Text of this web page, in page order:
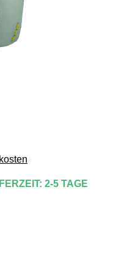
2-5 TAGE